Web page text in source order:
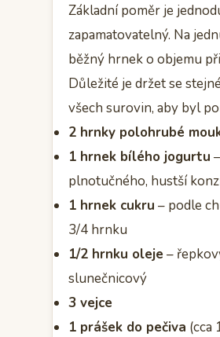
Základní poměr je
zapamatovatelný. Na
běžný hrnek o objemu
Důležité je držet se
všech surovin, aby byl
2 hrnky polohrubé
1 hrnek bílého jogurtu
plnotučného, hustší
1 hrnek cukru – podle
3/4 hrnku
1/2 hrnku oleje –
slunečnicový
3 vejce
1 prášek do pečiva (cca